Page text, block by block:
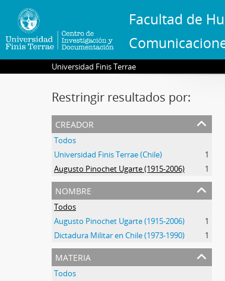
Facultad de
Universidad Finis Terrae
Restringir resultados por:
creador
Todos
Universidad Finis Terrae (Chile)
1
Augusto Pinochet Ugarte (1915-2006)
1
nombre
Todos
Augusto Pinochet Ugarte (1915-2006)
1
Dictadura Militar en Chile (1973-1990)
1
materia
Todos